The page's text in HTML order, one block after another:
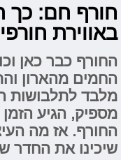
חורף חם: כך
באווירת
החורף כבר כאן
החמים מהארון
מלבד לתלבושות
מספיק, הגיע
החורף. אז מה
שיכינו את החדר